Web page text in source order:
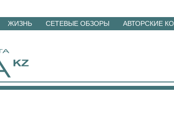
ЖИЗНЬ СЕТЕВЫЕ ОБЗОРЫ АВТОРСКИЕ